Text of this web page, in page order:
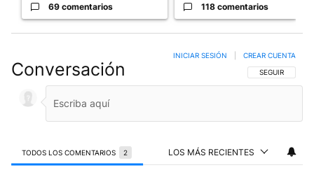
69 comentarios 118 comentarios
Conversación SIGA ESTA
SEGUIR
INICIAR SESIÓN CREAR CUENTA
TODOS LOS COMENTARIOS 2 LOS MÁS RECIENTES